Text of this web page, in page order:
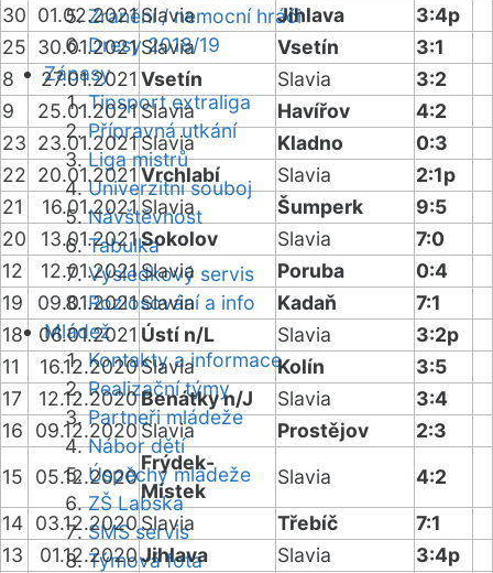
Zranění / nemocní hráči
Dresy 2018/19
Zápasy
Tipsport extraliga
Přípravná utkání
Liga mistrů
Univerzitní souboj
Návštěvnost
Tabulka
Výsledkový servis
Rozlosování a info
Mládež
Kontakty a informace
Realizační týmy
Partneři mládeže
Nábor dětí
Úspěchy mládeže
ZŠ Labská
SMS servis
Týmová fota
30 01.02.2021Slavia Jihlava
3:4p
25 30.01.2021Slavia Vsetín
3:1
8
27.01.2021 Vsetín Slavia
3:2
9
25.01.2021Slavia Havířov
4:2
23 23.01.2021Slavia Kladno
0:3
22 20.01.2021 Vrchlabí Slavia
2:1p
21
16.01.2021Slavia Šumperk
9:5
20
13.01.2021Sokolov Slavia
7:0
12
12.01.2021Slavia Poruba
0:4
19
09.01.2021Slavia Kadaň
7:1
18
06.01.2021 Ústí n/L Slavia
3:2p
11
16.12.2020Slavia Kolín
3:5
17
12.12.2020Benátky n/J Slavia
3:4
16
09.12.2020Slavia Prostějov
2:3
15
05.12.2020
Frýdek-
Místek
Slavia
4:2
14 03.12.2020Slavia Třebíč
7:1
13
01.12.2020Jihlava Slavia
3:4p